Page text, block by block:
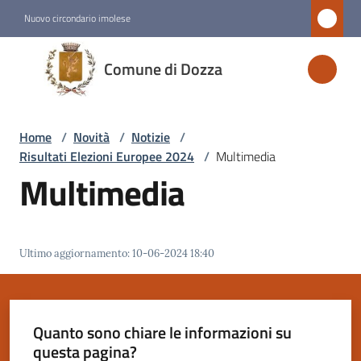
Nuovo circondario imolese
Comune di Dozza
Comune
di
Dozza
Servizi
Vivere
Dozza
Home / Novità / Notizie /
Risultati Elezioni Europee 2024 / Multimedia
Multimedia
Ultimo aggiornamento:10-06-2024 18:40
Quanto sono chiare le informazioni su
questa pagina?